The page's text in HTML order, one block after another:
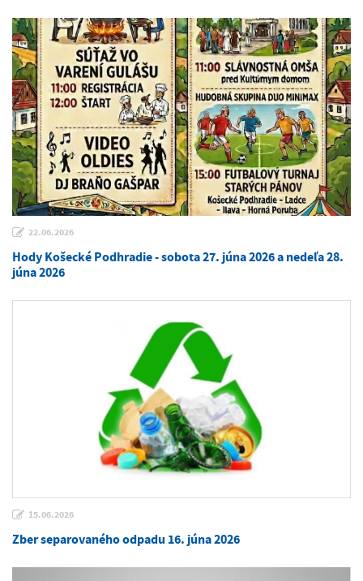
22.06.2026
Hody Košecké Podhradie - sobota 27. júna 2026 a nedeľa 28.
júna 2026
15.06.2026
Zber separovaného odpadu 16. júna 2026